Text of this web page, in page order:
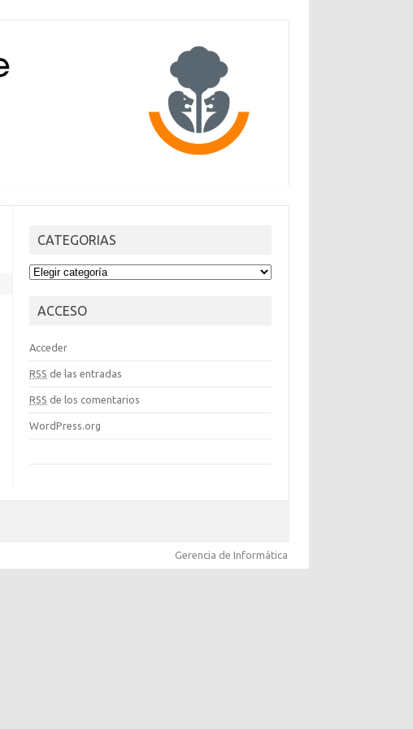
CATEGORIAS
CATEGORIAS
ACCESO
Acceder
RSS de las entradas
RSS de los comentarios
WordPress.org
Gerencia de Informática